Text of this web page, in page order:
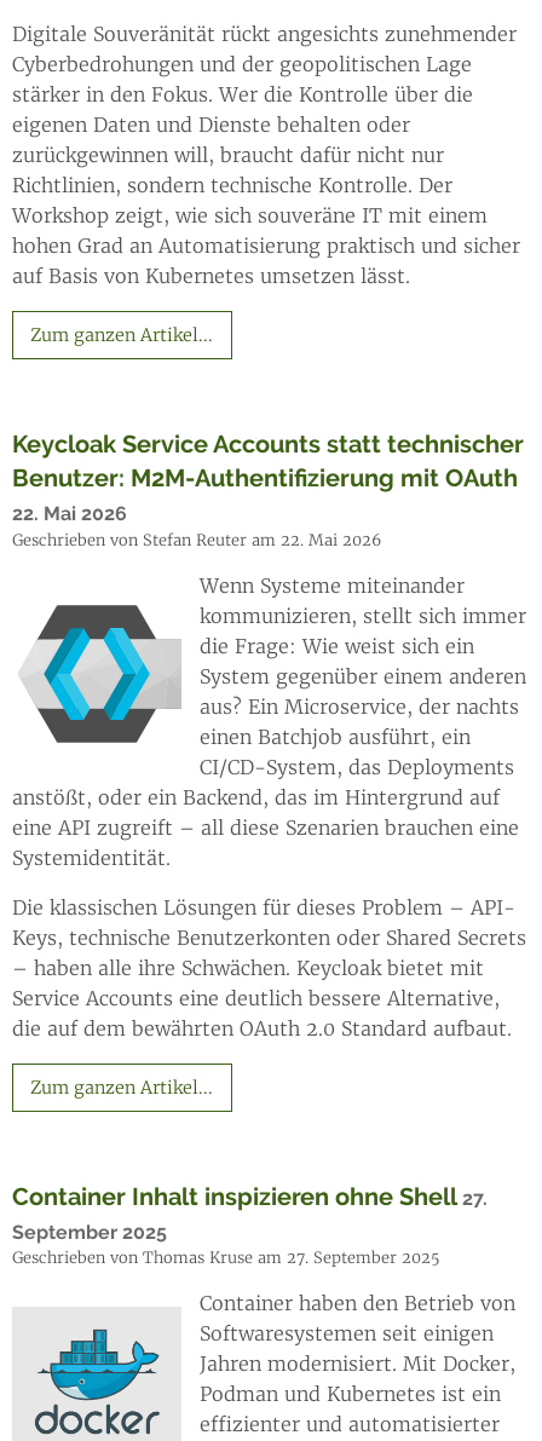
Digitale Souveränität rückt angesichts zunehmender
Cyberbedrohungen und der geopolitischen Lage
stärker in den Fokus. Wer die Kontrolle über die
eigenen Daten und Dienste behalten oder
zurückgewinnen will, braucht dafür nicht nur
Richtlinien, sondern technische Kontrolle. Der
Workshop zeigt, wie sich souveräne IT mit einem
hohen Grad an Automatisierung praktisch und sicher
auf Basis von Kubernetes umsetzen lässt.
Zum ganzen Artikel...
Keycloak Service Accounts statt technischer
Benutzer: M2M-Authentifizierung mit OAuth
22. Mai 2026
Geschrieben von Stefan Reuter am 22. Mai 2026
Wenn Systeme miteinander
kommunizieren, stellt sich immer
die Frage: Wie weist sich ein
System gegenüber einem anderen
aus? Ein Microservice, der nachts
einen Batchjob ausführt, ein
CI/CD-System, das Deployments
anstößt, oder ein Backend, das im Hintergrund auf
eine API zugreift – all diese Szenarien brauchen eine
Systemidentität.
Die klassischen Lösungen für dieses Problem – API-
Keys, technische Benutzerkonten oder Shared Secrets
– haben alle ihre Schwächen. Keycloak bietet mit
Service Accounts eine deutlich bessere Alternative,
die auf dem bewährten OAuth 2.0 Standard aufbaut.
Zum ganzen Artikel...
Container Inhalt inspizieren ohne Shell 27.
September 2025
Geschrieben von Thomas Kruse am 27. September 2025
Container haben den Betrieb von
Softwaresystemen seit einigen
Jahren modernisiert. Mit Docker,
Podman und Kubernetes ist ein
effizienter und automatisierter